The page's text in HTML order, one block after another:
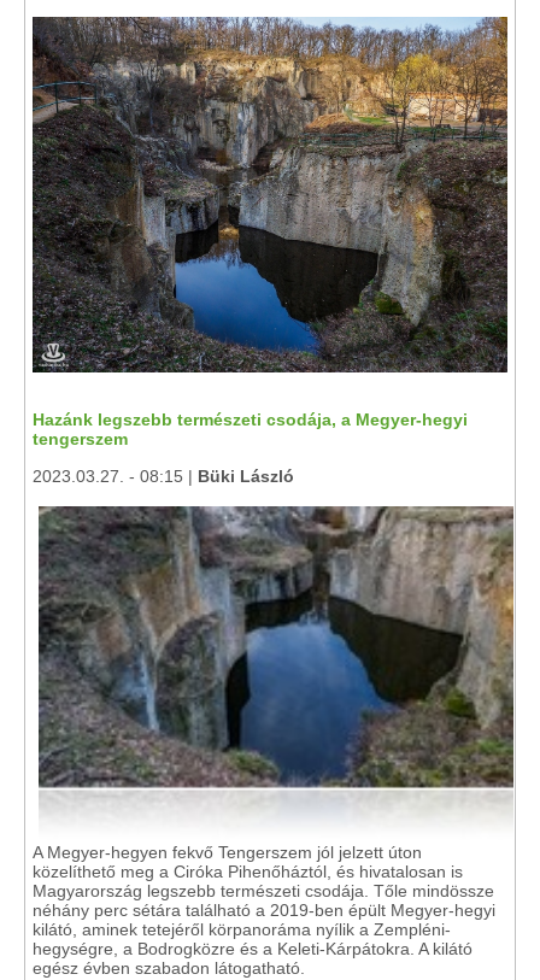
Hazánk legszebb természeti csodája, a Megyer-hegyi
tengerszem
2023.03.27. - 08:15 | Büki László
A Megyer-hegyen fekvő Tengerszem jól jelzett úton
közelíthető meg a Ciróka Pihenőháztól, és hivatalosan is
Magyarország legszebb természeti csodája. Tőle mindössze
néhány perc sétára található a 2019-ben épült Megyer-hegyi
kilátó, aminek tetejéről körpanoráma nyílik a Zempléni-
hegységre, a Bodrogközre és a Keleti-Kárpátokra. A kilátó
egész évben szabadon látogatható.